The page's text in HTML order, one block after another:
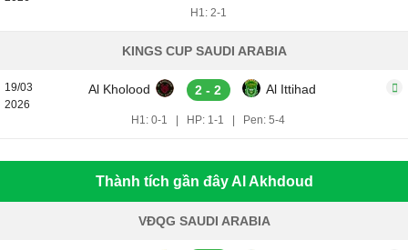
H1: 2-1
KINGS CUP SAUDI ARABIA
19/03
2026
Al Kholood 2 - 2 Al Ittihad
H1: 0-1 HP: 1-1 Pen: 5-4
Thành tích gần đây Al Akhdoud
VĐQG SAUDI ARABIA